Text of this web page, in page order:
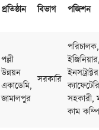
প্রতিষ্ঠান বিভাগ পজিশন
পল্লী
উন্নয়ন
একাডেমি,
জামালপুর
সরকারি
সহকারী,
কাম